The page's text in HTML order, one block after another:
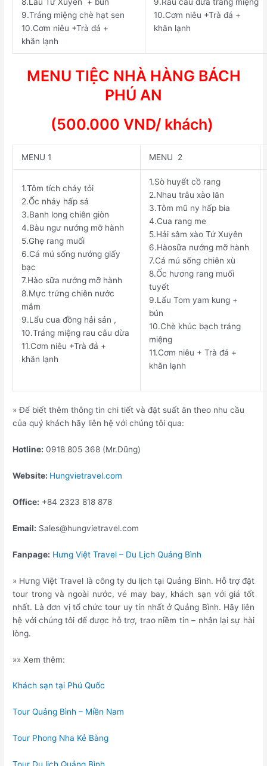
8.Lẩu Tứ Xuyên + bún
9.Tráng miệng chè hạt sen
10.Cơm niêu +Trà đá +
khăn lạnh
9.Rau câu dừa tráng miệng
10.Cơm niêu +Trà đá +
khăn lạnh
MENU TIỆC NHÀ HÀNG BÁCH
PHÚ AN
(500.000 VND/ khách)
MENU 1 MENU 2
1.Tôm tích cháy tỏi
2.Ốc nhảy hấp sả
3.Banh long chiên giòn
4.Bàu ngư nướng mỡ hành
5.Ghẹ rang muối
6.Cá mú sống nướng giấy
bạc
7.Hào sữa nướng mỡ hành
8.Mực trứng chiên nước
mắm
9.Lẩu cua đồng hải sản ,
10.Tráng miệng rau câu dừa
11.Cơm niêu +Trà đá +
khăn lạnh
1.Sò huyết cồ rang
2.Nhau trâu xào lăn
3.Tôm mũ ny hấp bia
4.Cua rang me
5.Hải sâm xào Tứ Xuyên
6.Hàosữa nướng mỡ hành
7.Cá mú sống chiên xù
8.Ốc hương rang muối
tuyết
9.Lẩu Tom yam kung +
bún
10.Chè khúc bạch tráng
miệng
11.Cơm niêu + Trà đá +
khăn lạnh
» Để biết thêm thông tin chi tiết và đặt suất ăn theo nhu cầu
của quý khách hãy liên hệ với chúng tôi qua:
Hotline: 0918 805 368 (Mr.Dũng)
Website: Hungvietravel.com
Office: +84 2323 818 878
Email: Sales@hungvietravel.com
Fanpage: Hưng Việt Travel – Du Lịch Quảng Bình
» Hưng Việt Travel là công ty du lịch tại Quảng Bình. Hỗ trợ đặt
tour trong và ngoài nước, vé may bay, khách sạn với giá tốt
nhất. Là đơn vị tổ chức tour uy tín nhất ở Quảng Bình. Hãy liên
hệ với chúng tôi để được hỗ trợ, trao niềm tin – nhận lại sự hài
lòng.
»» Xem thêm:
Khách sạn tại Phú Quốc
Tour Quảng Bình – Miền Nam
Tour Phong Nha Kẻ Bàng